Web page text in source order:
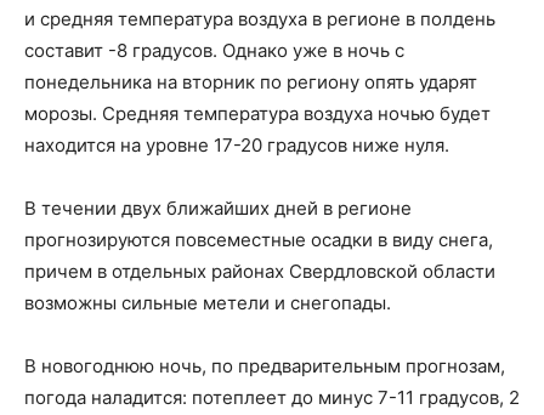
и средняя температура воздуха в регионе в полдень
составит -8 градусов. Однако уже в ночь с
понедельника на вторник по региону опять ударят
морозы. Средняя температура воздуха ночью будет
находится на уровне 17-20 градусов ниже нуля.
В течении двух ближайших дней в регионе
прогнозируются повсеместные осадки в виду снега,
причем в отдельных районах Свердловской области
возможны сильные метели и снегопады.
В новогоднюю ночь, по предварительным прогнозам,
погода наладится: потеплеет до минус 7-11 градусов, 2